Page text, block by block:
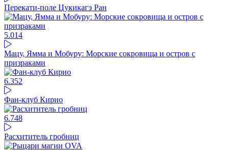
Перекати-поле Цукикагэ Ран
5.014
Мацу, Ямма и Мобуру: Морские сокровища и остров с
призраками
6.352
Фан-клуб Кирио
6.748
Расхититель гробниц